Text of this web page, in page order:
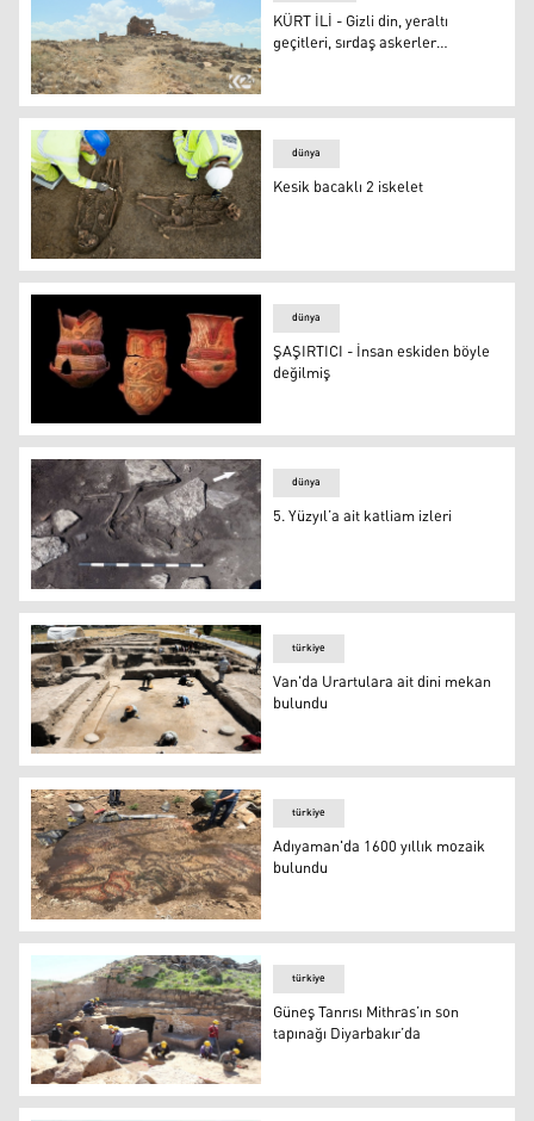
KÜRT İLİ - Gizli din, yeraltı geçitleri, sırdaş askerler…
KÜRT İLİ - Gizli din, yeraltı
geçitleri, sırdaş askerler…
Kesik bacaklı 2 iskelet
dünya
Kesik bacaklı 2 iskelet
ŞAŞIRTICI - İnsan eskiden böyle değilmiş
dünya
ŞAŞIRTICI - İnsan eskiden böyle
değilmiş
5. Yüzyıl’a ait katliam izleri
dünya
5. Yüzyıl’a ait katliam izleri
Van'da Urartulara ait dini mekan bulundu
türkiye
Van'da Urartulara ait dini mekan
bulundu
Adıyaman'da 1600 yıllık mozaik bulundu
türkiye
Adıyaman'da 1600 yıllık mozaik
bulundu
Güneş Tanrısı Mithras’ın son tapınağı Diyarbakır’da
türkiye
Güneş Tanrısı Mithras’ın son
tapınağı Diyarbakır’da